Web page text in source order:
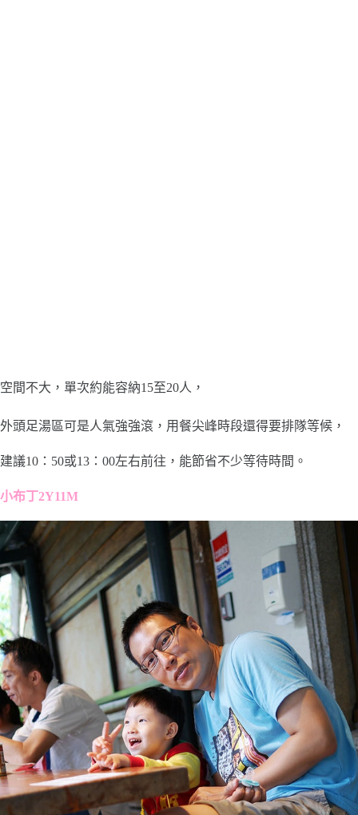
空間不大，單次約能容納15至20人，
外頭足湯區可是人氣強強滾，用餐尖峰時段還得要排隊等候，
建議10：50或13：00左右前往，能節省不少等待時間。
小布丁2Y11M